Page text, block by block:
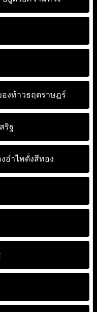
งท้าวธฤตราษฎร์
ริฐ
อำไพดั่งสีทอง